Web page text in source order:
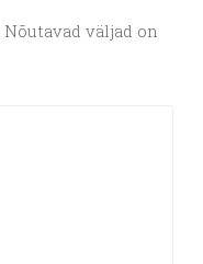
Nõutavad väljad on